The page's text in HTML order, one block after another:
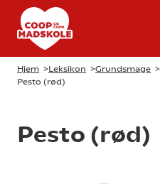
Hjem >Leksikon >Grundsmage >
Pesto (rød)
Pesto (rød)